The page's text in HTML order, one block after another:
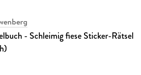
- Schleimig fiese Sticker-Rätsel